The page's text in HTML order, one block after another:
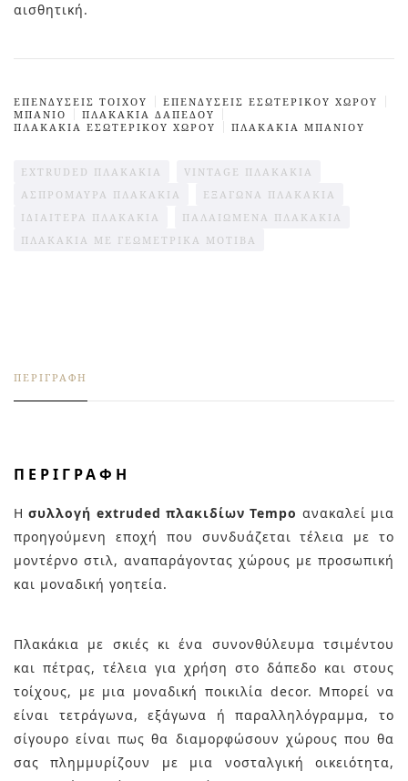
αισθητική.
ΕΠΕΝΔΥΣΕΙΣ TΟΙΧΟΥ
ΕΠΕΝΔΥΣΕΙΣ ΕΣΩΤΕΡΙΚΟΎ ΧΩΡΟΥ
ΜΠΆΝΙΟ
ΠΛΑΚΆΚΙΑ ΔΑΠΈΔΟΥ
ΠΛΑΚΑΚΙΑ ΕΣΩΤΕΡΙΚΟΎ ΧΩΡΟΥ
ΠΛΑΚΑΚΙΑ ΜΠΑΝΙΟΥ
EXTRUDED ΠΛΑΚΆΚΙΑ
VINTAGE ΠΛΑΚΆΚΙΑ
ΑΣΠΡΌΜΑΥΡΑ ΠΛΑΚΆΚΙΑ
ΕΞΆΓΩΝΑ ΠΛΑΚΆΚΙΑ
ΙΔΙΑΊΤΕΡΑ ΠΛΑΚΆΚΙΑ
ΠΑΛΑΙΩΜΈΝΑ ΠΛΑΚΆΚΙΑ
ΠΛΑΚΆΚΙΑ ΜΕ ΓΕΩΜΕΤΡΙΚΆ ΜΟΤΊΒΑ
ΠΕΡΙΓΡΑΦΉ
ΠΕΡΙΓΡΑΦΉ
Ησυλλογή extruded πλακιδίων Tempo ανακαλεί μια
προηγούμενη εποχή που συνδυάζεται τέλεια με το
μοντέρνο στιλ, αναπαράγοντας χώρους με προσωπική
και μοναδική γοητεία.
Πλακάκια με σκιές κι ένα συνονθύλευμα τσιμέντου
και πέτρας, τέλεια για χρήση στο δάπεδο και στους
τοίχους, με μια μοναδική ποικιλία decor. Μπορεί να
είναι τετράγωνα, εξάγωνα ή παραλληλόγραμμα, το
σίγουρο είναι πως θα διαμορφώσουν χώρους που θα
σας πλημμυρίζουν με μια νοσταλγική οικειότητα,